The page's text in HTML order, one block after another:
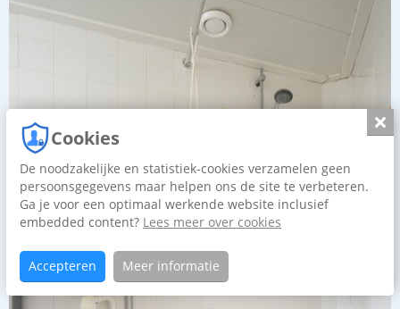
Ontvang
Cookies
De noodzakelijke en statistiek-cookies verzamelen geen
persoonsgegevens maar helpen ons de site te verbeteren.
Ga je voor een optimaal werkende website inclusief
embedded content? Lees meer over cookies
Accepteren Meer informatie